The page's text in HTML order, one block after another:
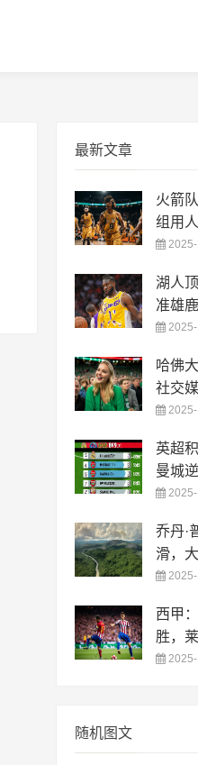
最新文章
火箭
组用
湖人
准雄
哈佛
社交
英超
曼城
乔丹·
滑，
西甲
胜，
随机图文